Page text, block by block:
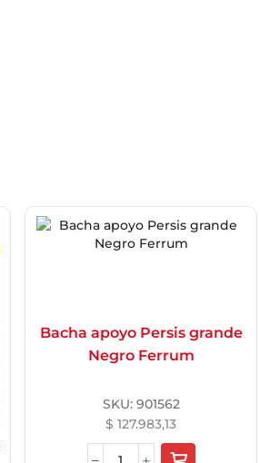
Bacha apoyo Persis grande
Negro Ferrum
SKU: 901562
$ 127.983,13